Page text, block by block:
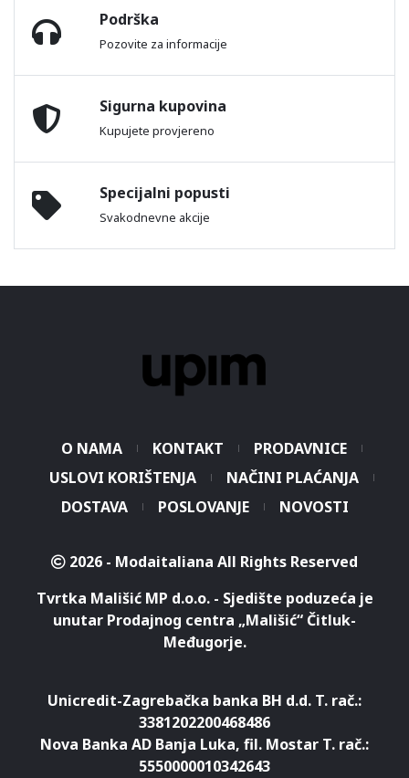
Podrška
Pozovite za informacije
Sigurna kupovina
Kupujete provjereno
Specijalni popusti
Svakodnevne akcije
O NAMA KONTAKT
PRODAVNICE
USLOVI KORIŠTENJA
NAČINI PLAĆANJA
DOSTAVA
POSLOVANJE NOVOSTI
2026 - Modaitaliana All Rights Reserved
Tvrtka Mališić MP d.o.o. - Sjedište poduzeća je
unutar Prodajnog centra „Mališić“ Čitluk-
Međugorje.
Unicredit-Zagrebačka banka BH d.d. T. rač.:
3381202200468486
Nova Banka AD Banja Luka, fil. Mostar T. rač.:
5550000010342643